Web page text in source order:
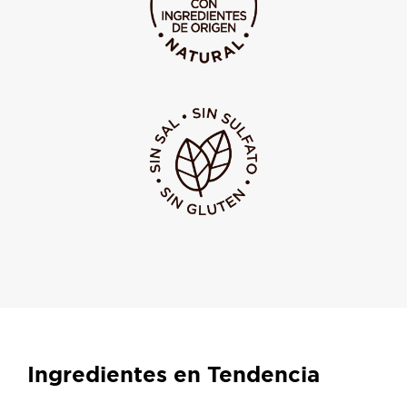
Ingredientes en Tendencia